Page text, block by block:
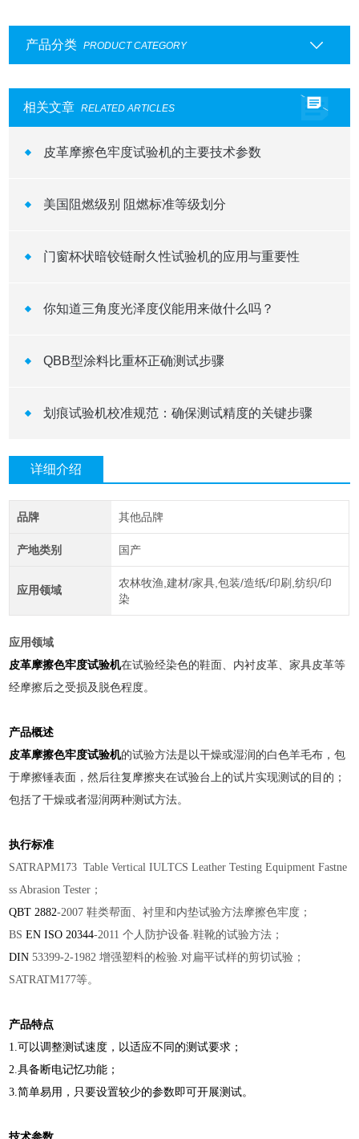
产品分类 PRODUCT CATEGORY
相关文章 RELATED ARTICLES
皮革摩擦色牢度试验机的主要技术参数
美国阻燃级别 阻燃标准等级划分
门窗杯状暗铰链耐久性试验机的应用与重要性
你知道三角度光泽度仪能用来做什么吗？
QBB型涂料比重杯正确测试步骤
划痕试验机校准规范：确保测试精度的关键步骤
详细介绍
品牌 其他品牌
产地类别 国产
应用领域
农林牧渔,建材/家具,包装/造纸/印刷,纺织/印
染
应用领域
皮革摩擦色牢度试验机在试验经染色的鞋面、内衬皮革、家具皮革等
经摩擦后之受损及脱色程度。
产品概述
皮革摩擦色牢度试验机的试验方法是以干燥或湿润的白色羊毛布，包
于摩擦锤表面，然后往复摩擦夹在试验台上的试片实现测试的目的；
包括了干燥或者湿润两种测试方法。
执行标准
SATRAPM173 Table Vertical IULTCS Leather Testing Equipment Fastne
ss Abrasion Tester ；
QBT 2882-2007鞋类帮面、衬里和内垫试验方法摩擦色牢度 ；
BSEN ISO 20344-2011个人防护设备.鞋靴的试验方法；
DIN 53399-2-1982增强塑料的检验.对扁平试样的剪切试验；
SATRATM177等。
产品特点
1.可以调整测试速度，以适应不同的测试要求；
2.具备断电记忆功能；
3.简单易用，只要设置较少的参数即可开展测试。